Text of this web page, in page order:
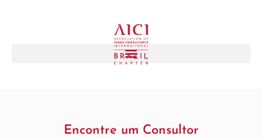
Encontre um Consultor